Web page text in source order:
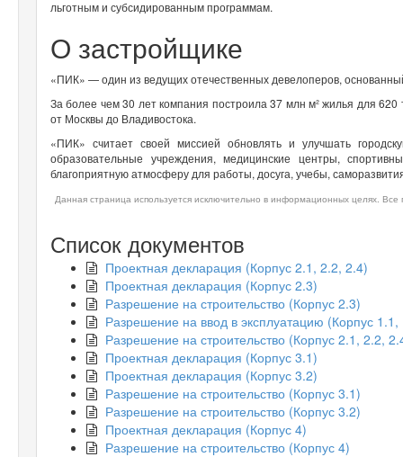
льготным и субсидированным программам.
О застройщике
«ПИК» — один из ведущих отечественных девелоперов,
За более чем 30 лет компания построила 37 млн м² жилья для
от Москвы до Владивостока.
«ПИК» считает своей миссией обновлять и улучшать
образовательные учреждения, медицинские центры,
благоприятную атмосферу для работы, досуга, учебы,
Данная страница используется исключительно в информационных целях.
Список документов
Проектная декларация (Корпус 2.1, 2.2, 2.4)
Проектная декларация (Корпус 2.3)
Разрешение на строительство (Корпус 2.3)
Разрешение на ввод в эксплуатацию (Корпус
Разрешение на строительство (Корпус 2.1, 2.2,
Проектная декларация (Корпус 3.1)
Проектная декларация (Корпус 3.2)
Разрешение на строительство (Корпус 3.1)
Разрешение на строительство (Корпус 3.2)
Проектная декларация (Корпус 4)
Разрешение на строительство (Корпус 4)